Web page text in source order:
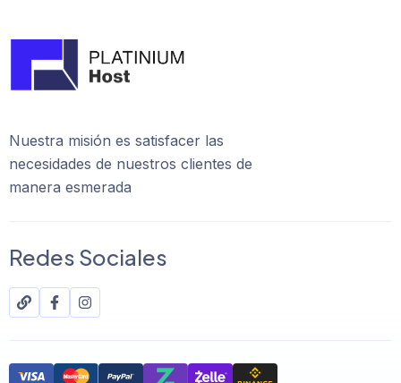
Nuestra misión es satisfacer las
necesidades de nuestros clientes de
manera esmerada
Redes Sociales